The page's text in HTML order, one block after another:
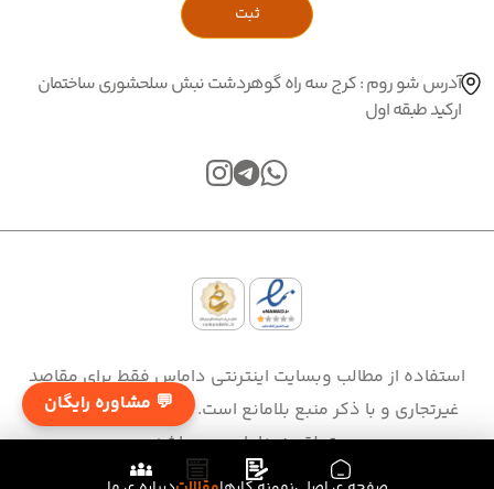
💬 مشاوره رایگان
ثبت
آدرس شو روم : کرج سه راه گوهردشت نبش سلحشوری ساختمان
ارکید طبقه اول
استفاده از مطالب وبسایت اینترنتی داماس فقط برای مقاصد
غیرتجاری و با ذکر منبع بلامانع است. کلیه حقوق این سایت
متعلق به داماس می‌ باشد.
Copyright © 2021 - 2024